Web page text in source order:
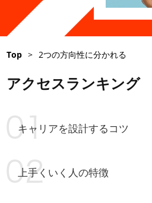
Top > 2つの方向性に分かれる
アクセスランキング
キャリアを設計するコツ
上手くいく人の特徴